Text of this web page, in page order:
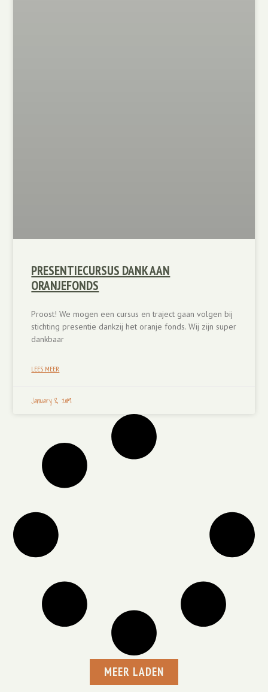
PRESENTIECURSUS DANK AAN
ORANJEFONDS
Proost! We mogen een cursus en traject gaan volgen bij
stichting presentie dankzij het oranje fonds. Wij zijn super
dankbaar
LEES MEER
January 8, 2019
MEER LADEN